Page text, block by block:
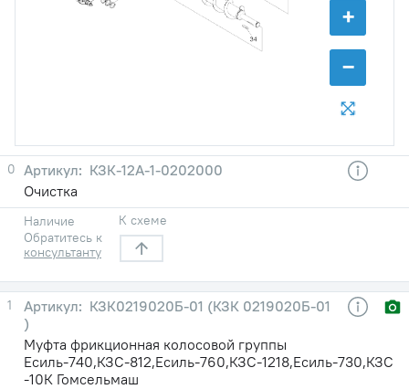
+
−
0
КЗК-12А-1-0202000
Очистка
Наличие
Обратитесь к
консультанту
К схеме
1
КЗК0219020Б-01 (КЗК 0219020Б-01
)
Муфта фрикционная колосовой группы
Есиль-740,КЗС-812,Есиль-760,КЗС-1218,Есиль-730,КЗС
-10К Гомсельмаш